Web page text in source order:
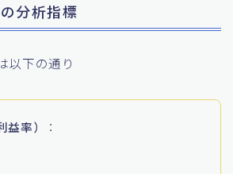
分析指標
以下の通り
率） ：